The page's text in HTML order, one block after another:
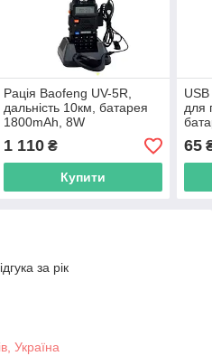
Рація Baofeng UV-5R,
дальність 10км, батарея
1800mAh, 8W
1 110₴
Купити
для
65
за рік
Україна